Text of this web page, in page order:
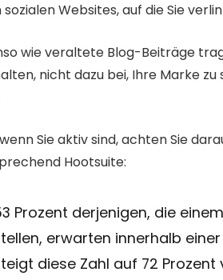
sozialen Websites, auf die Sie
wie veraltete Blog-Beiträge
nicht dazu bei, Ihre Marke zu
Sie aktiv sind, achten Sie
Hootsuite:
Prozent derjenigen, die
erwarten innerhalb
diese Zahl auf 72 Prozent